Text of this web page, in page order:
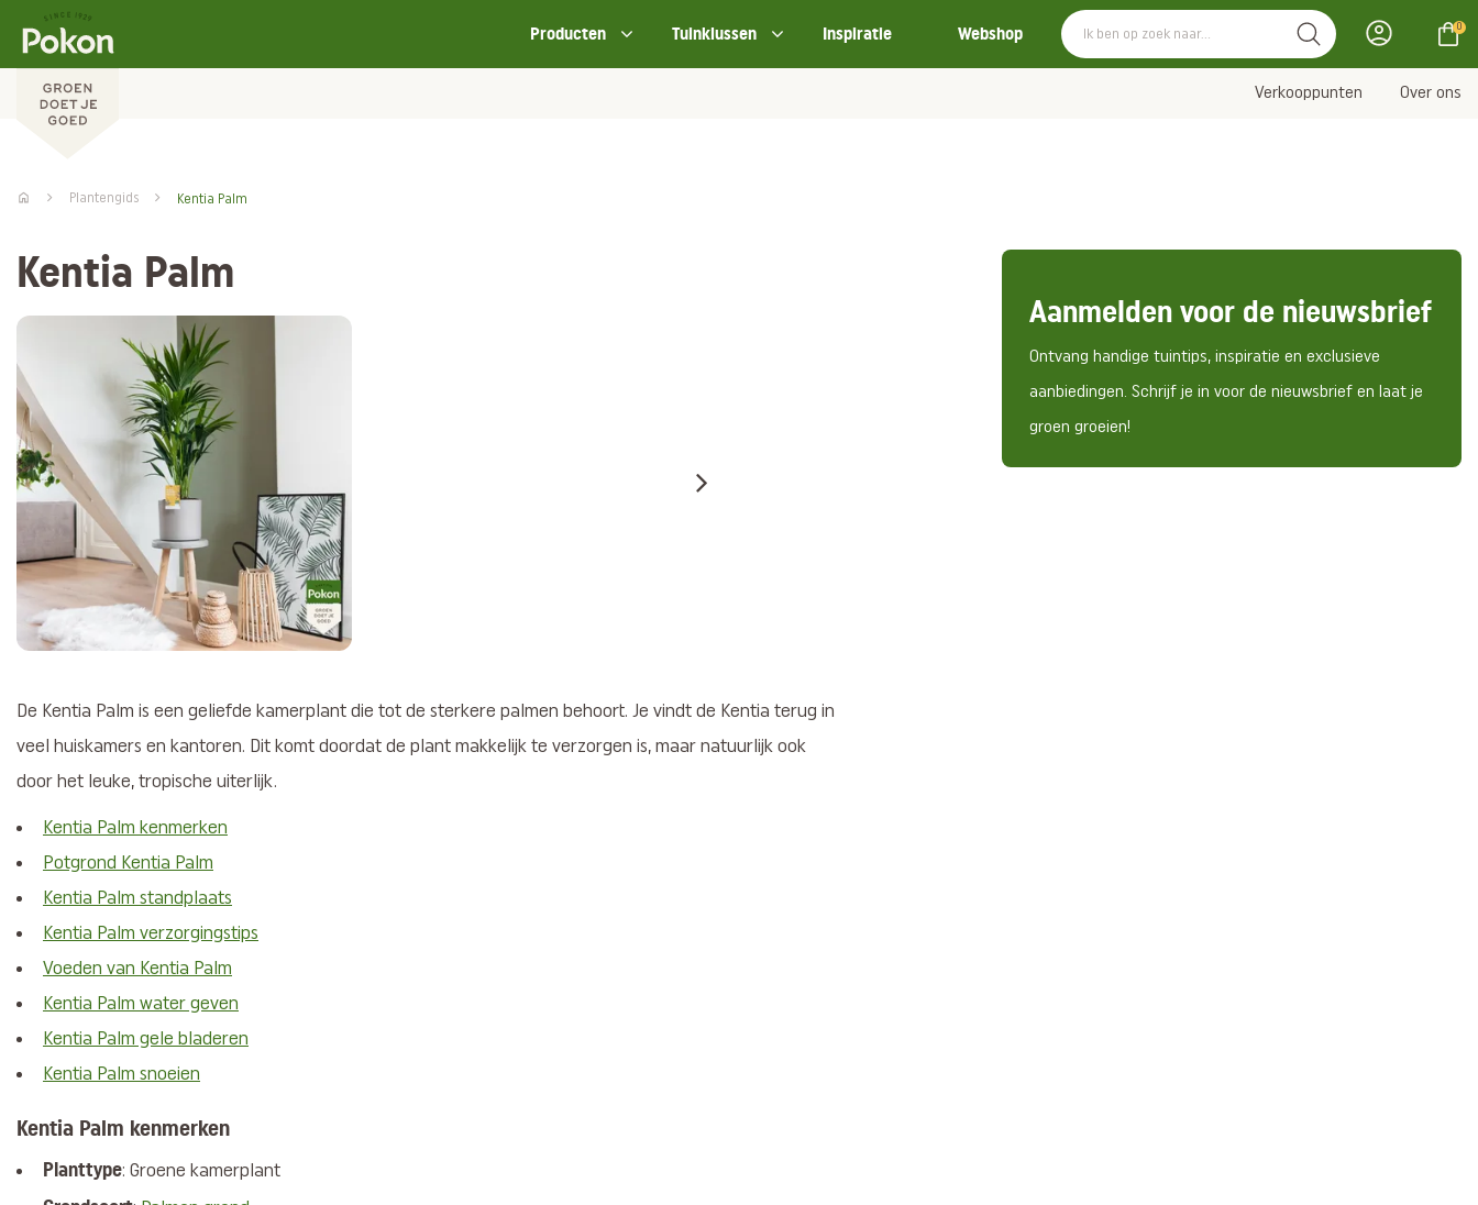
Producten Tuinklussen Inspiratie Webshop 0
Verkooppunten Over ons
Plantengids Kentia Palm
Kentia Palm
De Kentia Palm is een geliefde kamerplant die tot de sterkere palmen behoort. Je vindt de Kentia terug in
veel huiskamers en kantoren. Dit komt doordat de plant makkelijk te verzorgen is, maar natuurlijk ook
door het leuke, tropische uiterlijk.
Kentia Palm kenmerken
Potgrond Kentia Palm
Kentia Palm standplaats
Kentia Palm verzorgingstips
Voeden van Kentia Palm
Kentia Palm water geven
Kentia Palm gele bladeren
Kentia Palm snoeien
Kentia Palm kenmerken
Planttype: Groene kamerplant
Aanmelden voor de nieuwsbrief
Ontvang handige tuintips, inspiratie en exclusieve
aanbiedingen. Schrijf je in voor de nieuwsbrief en laat je
groen groeien!